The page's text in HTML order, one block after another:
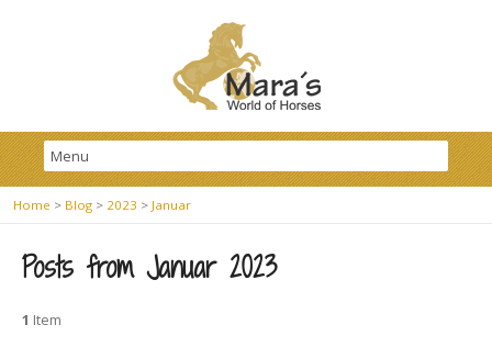
Home > Blog > 2023 > Januar
Posts from Januar 2023
1 Item